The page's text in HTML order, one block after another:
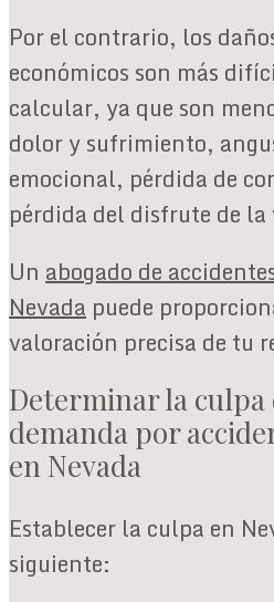
Por el contrario, los
económicos son más
calcular, ya que son
dolor y sufrimiento,
emocional, pérdida de
pérdida del disfrute de la
Unabogado de
Nevada puede
valoración precisa de tu
Determinar la culpa
demanda por
en Nevada
Establecer la culpa en
siguiente: